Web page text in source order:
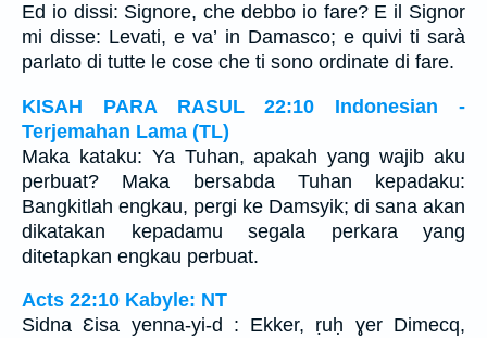
Ed io dissi: Signore, che debbo io fare? E il Signor
mi disse: Levati, e va’ in Damasco; e quivi ti sarà
parlato di tutte le cose che ti sono ordinate di fare.
KISAH PARA RASUL 22:10 Indonesian -
Terjemahan Lama (TL)
Maka kataku: Ya Tuhan, apakah yang wajib aku
perbuat? Maka bersabda Tuhan kepadaku:
Bangkitlah engkau, pergi ke Damsyik; di sana akan
dikatakan kepadamu segala perkara yang
ditetapkan engkau perbuat.
Acts 22:10 Kabyle: NT
Sidna Ɛisa yenna-yi-d : Ekker, ṛuḥ ɣer Dimecq,